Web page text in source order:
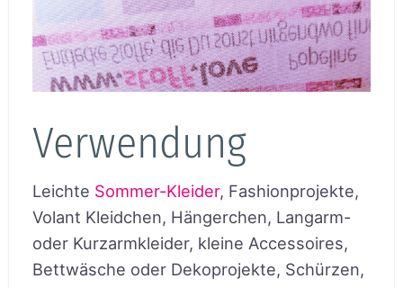
Verwendung
Leichte Sommer-Kleider, Fashionprojekte,
Volant Kleidchen, Hängerchen, Langarm-
oder Kurzarmkleider, kleine Accessoires,
Bettwäsche oder Dekoprojekte, Schürzen,